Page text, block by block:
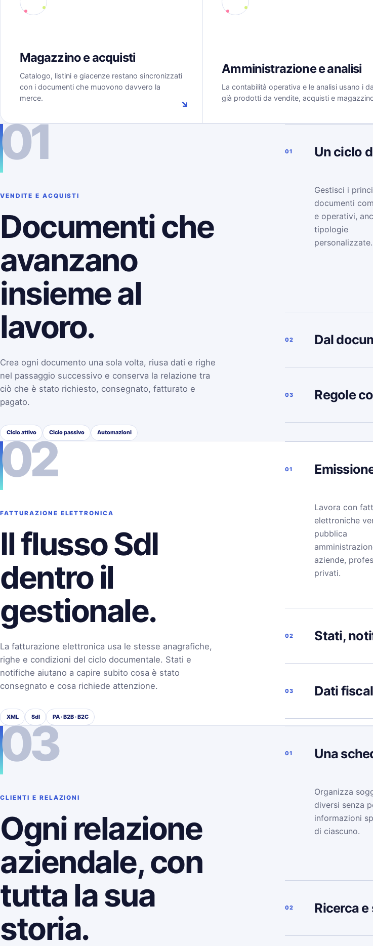
Magazzino e acquisti
Catalogo, listini e giacenze restano sincronizzati
con i documenti che muovono davvero la
merce.
↘
Amministrazione e analisi
La contabilità operativa e le analisi usano i
già prodotti da vendite, acquisti e
01
VENDITE E ACQUISTI
Documenti che
avanzano
insieme al
lavoro.
Crea ogni documento una sola volta, riusa dati e righe
nel passaggio successivo e conserva la relazione tra
ciò che è stato richiesto, consegnato, fatturato e
pagato.
Ciclo attivo Ciclo passivo Automazioni
01 Un ciclo
Gestisci i
documenti
e operativi,
tipologie
personalizzate.
02 Dal
03 Regole
02
FATTURAZIONE ELETTRONICA
Il flusso SdI
dentro il
gestionale.
La fatturazione elettronica usa le stesse anagrafiche,
righe e condizioni del ciclo documentale. Stati e
notifiche aiutano a capire subito cosa è stato
consegnato e cosa richiede attenzione.
XML SdI PA · B2B · B2C
01
Lavora con
elettroniche
pubblica
aziende,
privati.
02 Stati,
03 Dati
03
CLIENTI E RELAZIONI
Ogni relazione
aziendale, con
tutta la sua
storia.
01 Una
Organizza
diversi senza
informazioni
di ciascuno.
02 Ricerca